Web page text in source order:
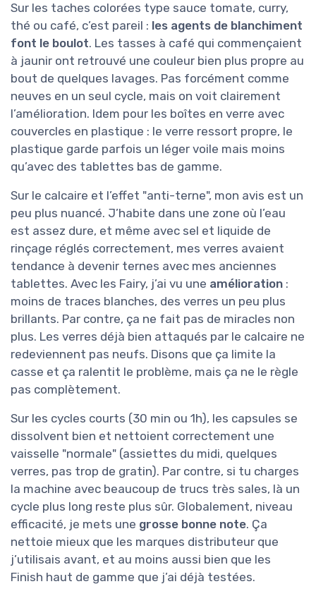
Sur les taches colorées type sauce tomate, curry,
thé ou café, c’est pareil : les agents de blanchiment
font le boulot. Les tasses à café qui commençaient
à jaunir ont retrouvé une couleur bien plus propre au
bout de quelques lavages. Pas forcément comme
neuves en un seul cycle, mais on voit clairement
l’amélioration. Idem pour les boîtes en verre avec
couvercles en plastique : le verre ressort propre, le
plastique garde parfois un léger voile mais moins
qu’avec des tablettes bas de gamme.
Sur le calcaire et l’effet "anti-terne", mon avis est un
peu plus nuancé. J’habite dans une zone où l’eau
est assez dure, et même avec sel et liquide de
rinçage réglés correctement, mes verres avaient
tendance à devenir ternes avec mes anciennes
tablettes. Avec les Fairy, j’ai vu une amélioration :
moins de traces blanches, des verres un peu plus
brillants. Par contre, ça ne fait pas de miracles non
plus. Les verres déjà bien attaqués par le calcaire ne
redeviennent pas neufs. Disons que ça limite la
casse et ça ralentit le problème, mais ça ne le règle
pas complètement.
Sur les cycles courts (30 min ou 1h), les capsules se
dissolvent bien et nettoient correctement une
vaisselle "normale" (assiettes du midi, quelques
verres, pas trop de gratin). Par contre, si tu charges
la machine avec beaucoup de trucs très sales, là un
cycle plus long reste plus sûr. Globalement, niveau
efficacité, je mets une grosse bonne note. Ça
nettoie mieux que les marques distributeur que
j’utilisais avant, et au moins aussi bien que les
Finish haut de gamme que j’ai déjà testées.